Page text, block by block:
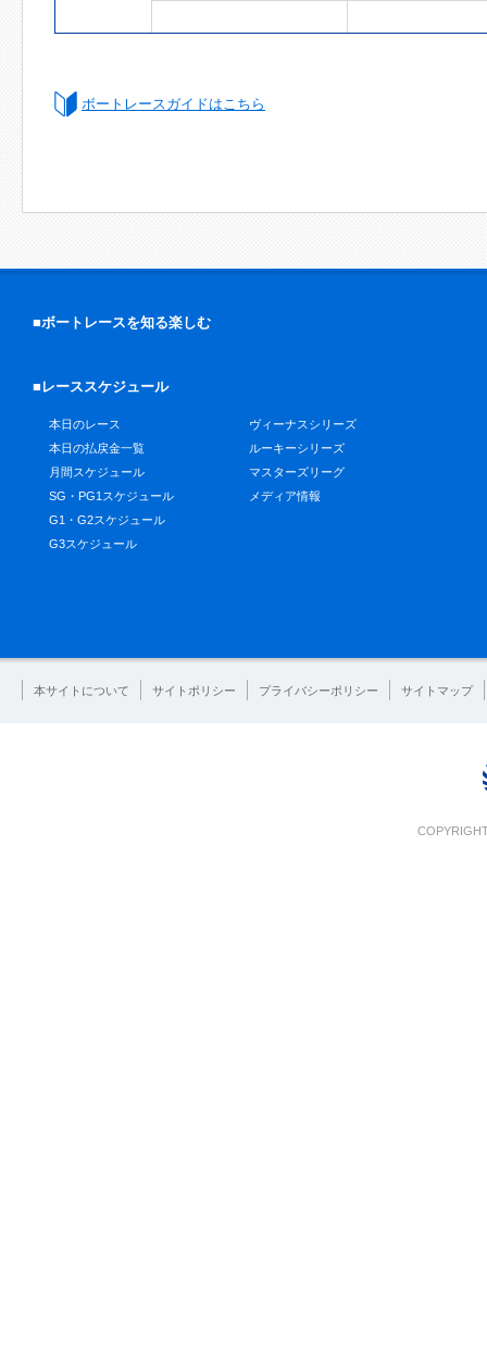
ボートレースガイドはこちら
■ボートレースを知る楽しむ
■レーススケジュール
本日のレース
本日の払戻金一覧
月間スケジュール
SG・PG1スケジュール
G1・G2スケジュール
G3スケジュール
ヴィーナスシリーズ
ルーキーシリーズ
マスターズリーグ
メディア情報
本サイトについて サイトポリシー プライバシーポリシー サイトマップ